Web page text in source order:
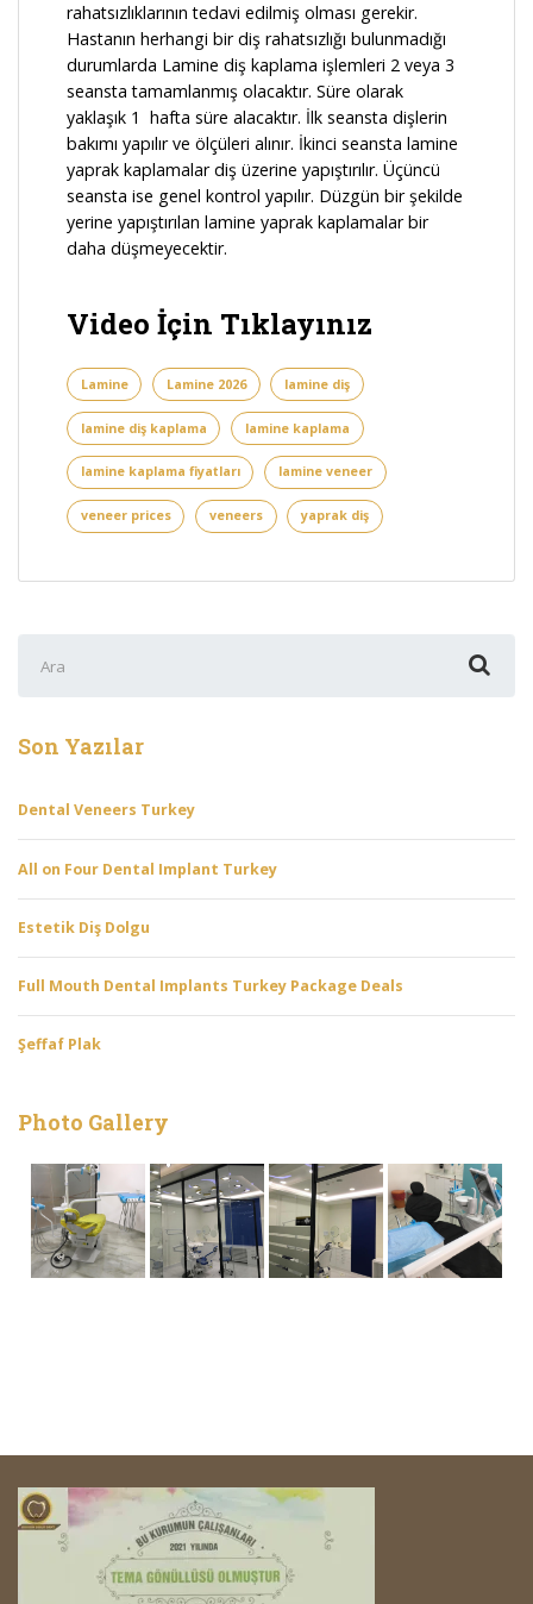
rahatsızlıklarının tedavi edilmiş olması gerekir.
Hastanın herhangi bir diş rahatsızlığı bulunmadığı
durumlarda Lamine diş kaplama işlemleri 2 veya 3
seansta tamamlanmış olacaktır. Süre olarak
yaklaşık 1 hafta süre alacaktır. İlk seansta dişlerin
bakımı yapılır ve ölçüleri alınır. İkinci seansta lamine
yaprak kaplamalar diş üzerine yapıştırılır. Üçüncü
seansta ise genel kontrol yapılır. Düzgün bir şekilde
yerine yapıştırılan lamine yaprak kaplamalar bir
daha düşmeyecektir.
Video İçin Tıklayınız
Lamine Lamine 2026 lamine diş
lamine diş kaplama lamine kaplama
lamine kaplama fiyatları lamine veneer
veneer prices veneers yaprak diş
ara:
Son Yazılar
Dental Veneers Turkey
All on Four Dental Implant Turkey
Estetik Diş Dolgu
Full Mouth Dental Implants Turkey Package Deals
Şeffaf Plak
Photo Gallery